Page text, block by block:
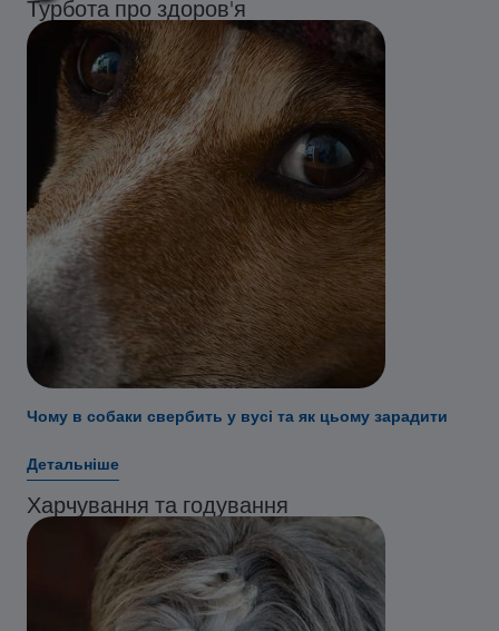
Турбота про здоров'я
Чому в собаки свербить у вусі та як цьому зарадити
Детальніше
Харчування та годування